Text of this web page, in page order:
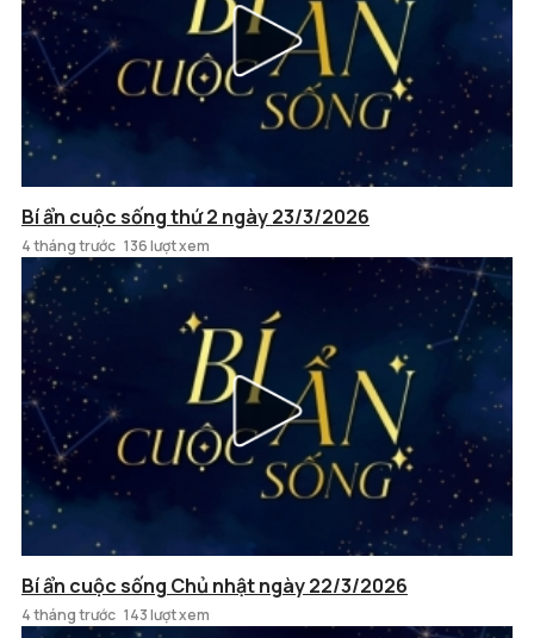
Bí ẩn cuộc sống thứ 2 ngày 23/3/2026
4 tháng trước 136 lượt xem
Bí ẩn cuộc sống Chủ nhật ngày 22/3/2026
4 tháng trước 143 lượt xem